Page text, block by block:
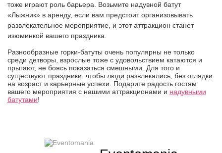
тоже играют роль барьера. Возьмите надувной батут
«Лыжник» в аренду, если вам предстоит организовывать
развлекательное мероприятие, и этот аттракцион станет
изюминкой вашего праздника.
Разнообразные горки-батуты очень популярны не только
среди детворы, взрослые тоже с удовольствием катаются и
прыгают, не боясь показаться смешными. Для того и
существуют праздники, чтобы люди развлекались, без оглядки
на возраст и карьерные успехи. Подарите радость гостям
вашего мероприятия с нашими аттракционами и надувными
батутами!